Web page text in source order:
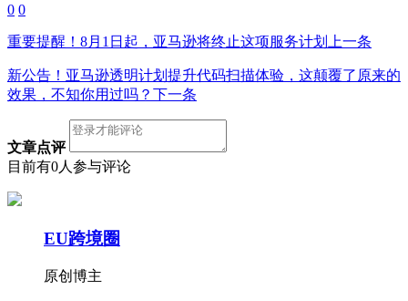
0 0
重要提醒！8月1日起，亚马逊将终止这项服务计划 上一条
新公告！亚马逊透明计划提升代码扫描体验，这颠覆了原来的
效果，不知你用过吗？ 下一条
文章点评
目前有0人参与评论
EU跨境圈
原创博主